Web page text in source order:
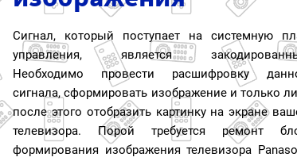
Сигнал, который поступает на системную
управления, является
Необходимо провести расшифровку
сигнала, сформировать изображение и только
после этого отобразить картинку на экране
телевизора. Порой требуется ремонт
формирования изображения телевизора